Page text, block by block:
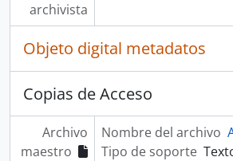
archivista
Objeto digital metadatos
Copias de Acceso
Archivo
maestro
Nombre del archivo
Tipo de soporte